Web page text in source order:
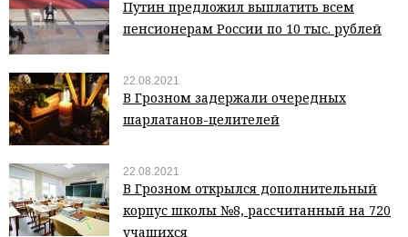
Путин предложил выплатить всем
пенсионерам России по 10 тыс. рублей
22.08.2021
В Грозном задержали очередных
шарлатанов-целителей
22.08.2021
В Грозном открылся дополнительный
корпус школы №8, рассчитанный на 720
учащихся